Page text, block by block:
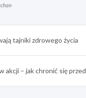
tajniki zdrowego życia
akcji – jak chronić się